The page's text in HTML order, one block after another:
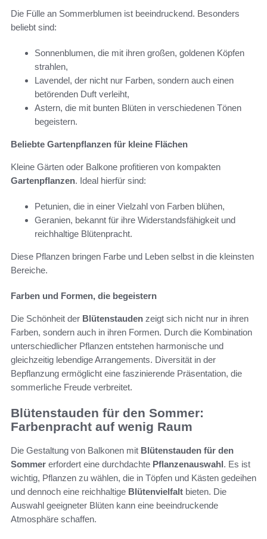
Die Fülle an Sommerblumen ist beeindruckend. Besonders
beliebt sind:
Sonnenblumen, die mit ihren großen, goldenen Köpfen
strahlen,
Lavendel, der nicht nur Farben, sondern auch einen
betörenden Duft verleiht,
Astern, die mit bunten Blüten in verschiedenen Tönen
begeistern.
Beliebte Gartenpflanzen für kleine Flächen
Kleine Gärten oder Balkone profitieren von kompakten
Gartenpflanzen. Ideal hierfür sind:
Petunien, die in einer Vielzahl von Farben blühen,
Geranien, bekannt für ihre Widerstandsfähigkeit und
reichhaltige Blütenpracht.
Diese Pflanzen bringen Farbe und Leben selbst in die kleinsten
Bereiche.
Farben und Formen, die begeistern
Die Schönheit der Blütenstauden zeigt sich nicht nur in ihren
Farben, sondern auch in ihren Formen. Durch die Kombination
unterschiedlicher Pflanzen entstehen harmonische und
gleichzeitig lebendige Arrangements. Diversität in der
Bepflanzung ermöglicht eine faszinierende Präsentation, die
sommerliche Freude verbreitet.
Blütenstauden für den Sommer:
Farbenpracht auf wenig Raum
Die Gestaltung von Balkonen mit Blütenstauden für den
Sommer erfordert eine durchdachte Pflanzenauswahl. Es ist
wichtig, Pflanzen zu wählen, die in Töpfen und Kästen gedeihen
und dennoch eine reichhaltige Blütenvielfalt bieten. Die
Auswahl geeigneter Blüten kann eine beeindruckende
Atmosphäre schaffen.